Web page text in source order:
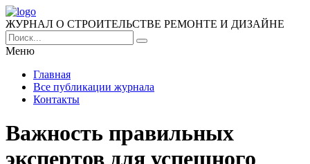
ЖУРНАЛ О СТРОИТЕЛЬСТВЕ РЕМОНТЕ И ДИЗАЙНЕ
Меню
Главная
Все публикации журнала
Контакты
Важность правильных
экспертов для успешного